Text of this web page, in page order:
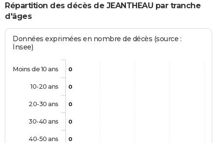
Répartition des décès de JEANTHEAU par tranche
d'âges
Données exprimées en nombre de décès (source :
Insee)
0
0
0
0
0
Moins de 10 ans
10-20 ans
20-30 ans
30-40 ans
40-50 ans